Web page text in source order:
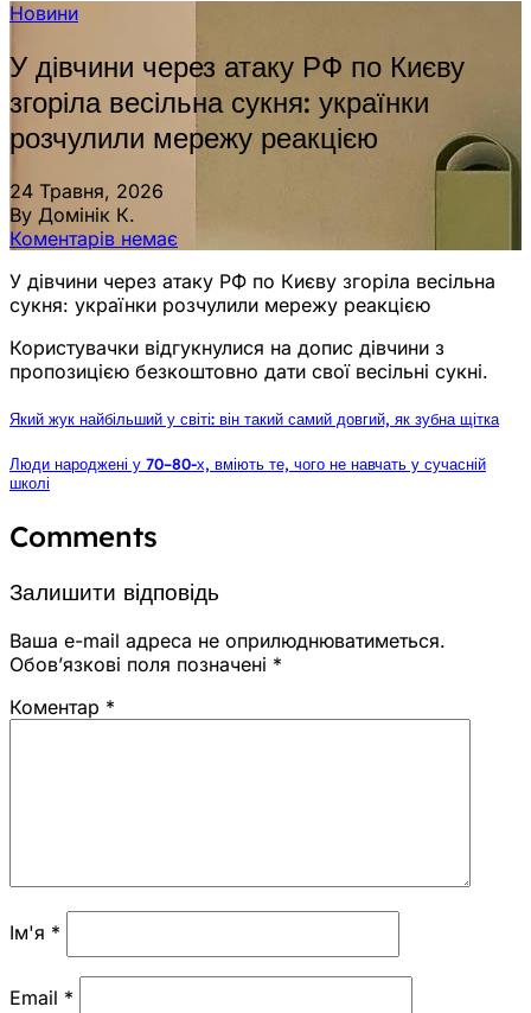
Новини
У дівчини через атаку РФ по Києву
згоріла весільна сукня: українки
розчулили мережу реакцією
24 Травня, 2026
By Домінік К.
Коментарів немає
У дівчини через атаку РФ по Києву згоріла весільна
сукня: українки розчулили мережу реакцією
Користувачки відгукнулися на допис дівчини з
пропозицією безкоштовно дати свої весільні сукні.
Який жук найбільший у світі: він такий самий довгий, як зубна щітка
Люди народжені у 70–80-х, вміють те, чого не навчать у сучасній
школі
Comments
Залишити відповідь
Ваша e-mail адреса не оприлюднюватиметься.
Обов’язкові поля позначені *
Коментар *
Ім'я *
Email *